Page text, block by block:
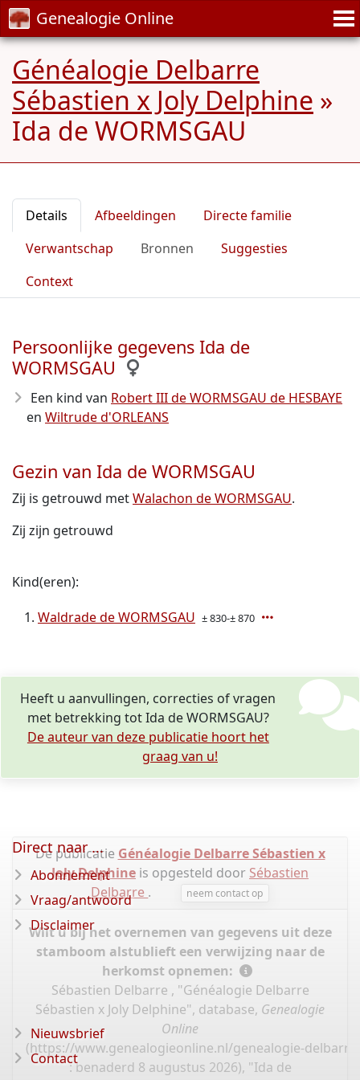
Genealogie Online
Généalogie Delbarre
Sébastien x Joly Delphine »
Ida de WORMSGAU
Details Afbeeldingen
Directe familie
Verwantschap
Bronnen
Suggesties
Context
Persoonlijke gegevens Ida de
WORMSGAU
Een kind van Robert III de WORMSGAU de HESBAYE
en Wiltrude d'ORLEANS
Gezin van Ida de WORMSGAU
Zij is getrouwd metWalachon de WORMSGAU.
Zij zijn getrouwd
Kind(eren):
Waldrade de WORMSGAU ± 830-± 870
Heeft u aanvullingen, correcties of vragen
met betrekking tot Ida de WORMSGAU?
De auteur van deze publicatie hoort het
graag van u!
De publicatie Généalogie Delbarre Sébastien x
Joly Delphine is opgesteld door Sébastien
Delbarre . neem contact op
Wilt u bij het overnemen van gegevens uit deze
stamboom alstublieft een verwijzing naar de
herkomst opnemen:
Sébastien Delbarre , "Généalogie Delbarre
Sébastien x Joly Delphine", database, Genealogie
Online
(https://www.genealogieonline.nl/genealogie-
: benaderd 8 augustus 2026), "Ida de
Direct naar ...
Abonnement
Vraag/antwoord
Disclaimer
Nieuwsbrief
Contact